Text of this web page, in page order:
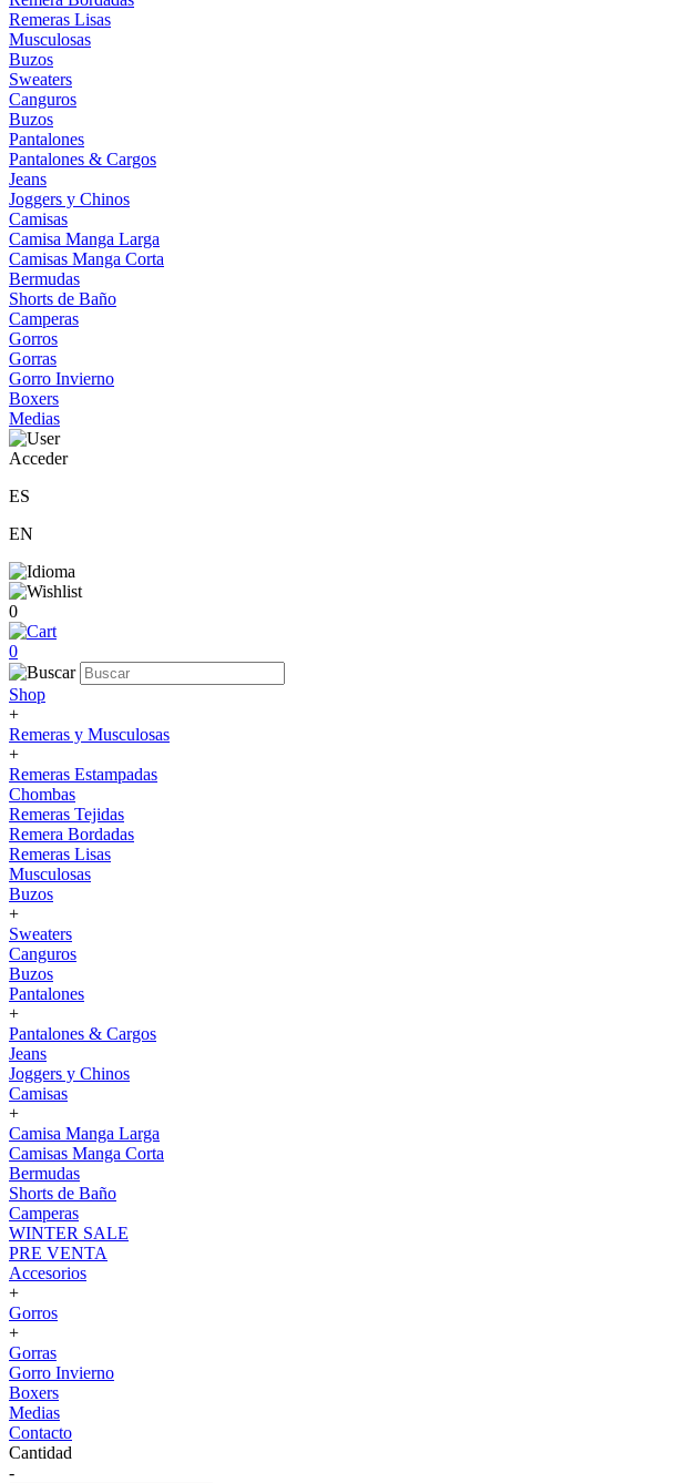
Remeras Lisas
Musculosas
Buzos
Sweaters
Canguros
Buzos
Pantalones
Pantalones & Cargos
Jeans
Joggers y Chinos
Camisas
Camisa Manga Larga
Camisas Manga Corta
Bermudas
Shorts de Baño
Camperas
Gorros
Gorras
Gorro Invierno
Boxers
Medias
Acceder
ES
EN
0
0
Shop
+
Remeras y Musculosas
+
Remeras Estampadas
Chombas
Remeras Tejidas
Remera Bordadas
Remeras Lisas
Musculosas
Buzos
+
Sweaters
Canguros
Buzos
Pantalones
+
Pantalones & Cargos
Jeans
Joggers y Chinos
Camisas
+
Camisa Manga Larga
Camisas Manga Corta
Bermudas
Shorts de Baño
Camperas
WINTER SALE
PRE VENTA
Accesorios
+
Gorros
+
Gorras
Gorro Invierno
Boxers
Medias
Contacto
Cantidad
-